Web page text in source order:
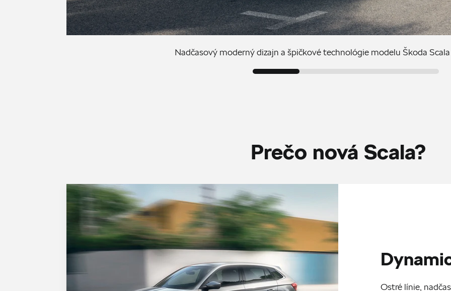
Nadčasový moderný dizajn a špičkové technológie modelu Škoda
Prečo nová Scala?
Ostré línie,